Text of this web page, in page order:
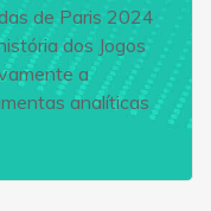
de Paris 2024
dos Jogos
a
analíticas